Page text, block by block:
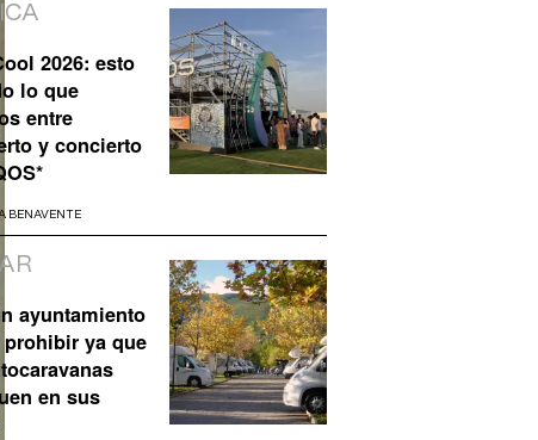
2026: esto
lo que
entre
y concierto
BENAVENTE
ayuntamiento
prohibir ya que
en sus